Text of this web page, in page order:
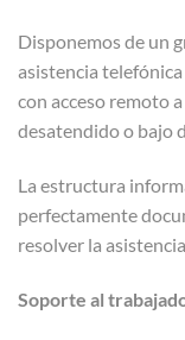
Disponemos de un
asistencia
con acceso remoto
desatendido o bajo
La estructura
perfectamente
resolver la
Soporte al